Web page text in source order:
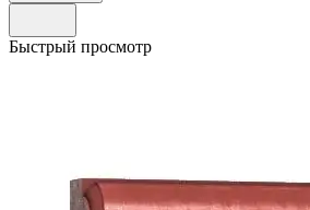
Быстрый просмотр